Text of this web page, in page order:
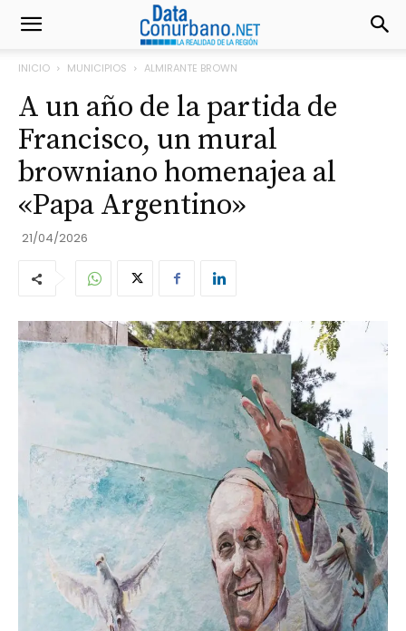
INICIO MUNICIPIOS ALMIRANTE BROWN
A un año de la partida de
Francisco, un mural
browniano homenajea al
«Papa Argentino»
21/04/2026